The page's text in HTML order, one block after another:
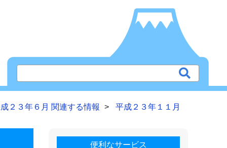
２３年６月 関連する情報 平成２３年１１月
便利なサービス